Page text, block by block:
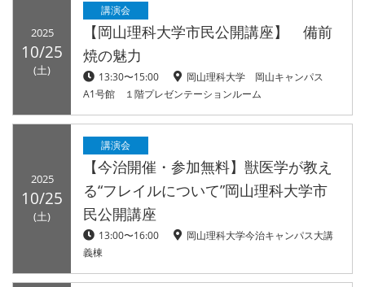
2025
10/25
(土)
講演会
【岡山理科大学市民公開講座】 備前
焼の魅力
13:30〜15:00
岡山理科大学 岡山キャンパス
A1号館 １階プレゼンテーションルーム
2025
10/25
(土)
講演会
【今治開催・参加無料】獣医学が教え
る“フレイルについて”岡山理科大学市
民公開講座
13:00〜16:00
岡山理科大学今治キャンパス大講
義棟